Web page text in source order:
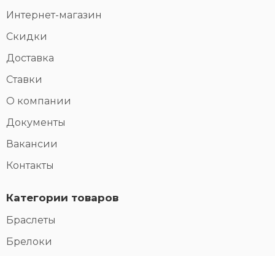
Интернет-магазин
Скидки
Доставка
Ставки
О компании
Документы
Вакансии
Контакты
Категории товаров
Браслеты
Брелоки